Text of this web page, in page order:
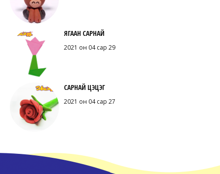
ЯГААН САРНАЙ
2021 он 04 сар 29
САРНАЙ ЦЭЦЭГ
2021 он 04 сар 27